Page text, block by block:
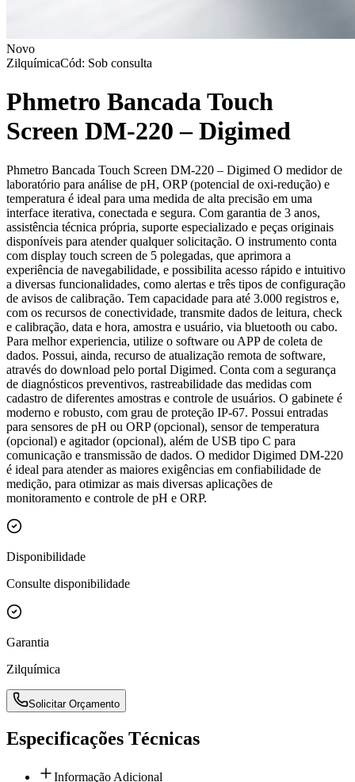
Novo
ZilquímicaCód: Sob consulta
Phmetro Bancada Touch
Screen DM-220 – Digimed
Phmetro Bancada Touch Screen DM-220 – Digimed O medidor de
laboratório para análise de pH, ORP (potencial de oxi-redução) e
temperatura é ideal para uma medida de alta precisão em uma
interface iterativa, conectada e segura. Com garantia de 3 anos,
assistência técnica própria, suporte especializado e peças originais
disponíveis para atender qualquer solicitação. O instrumento conta
com display touch screen de 5 polegadas, que aprimora a
experiência de navegabilidade, e possibilita acesso rápido e intuitivo
a diversas funcionalidades, como alertas e três tipos de configuração
de avisos de calibração. Tem capacidade para até 3.000 registros e,
com os recursos de conectividade, transmite dados de leitura, check
e calibração, data e hora, amostra e usuário, via bluetooth ou cabo.
Para melhor experiencia, utilize o software ou APP de coleta de
dados. Possui, ainda, recurso de atualização remota de software,
através do download pelo portal Digimed. Conta com a segurança
de diagnósticos preventivos, rastreabilidade das medidas com
cadastro de diferentes amostras e controle de usuários. O gabinete é
moderno e robusto, com grau de proteção IP-67. Possui entradas
para sensores de pH ou ORP (opcional), sensor de temperatura
(opcional) e agitador (opcional), além de USB tipo C para
comunicação e transmissão de dados. O medidor Digimed DM-220
é ideal para atender as maiores exigências em confiabilidade de
medição, para otimizar as mais diversas aplicações de
monitoramento e controle de pH e ORP.
Disponibilidade
Consulte disponibilidade
Garantia
Zilquímica
Solicitar Orçamento
Especificações Técnicas
Informação Adicional